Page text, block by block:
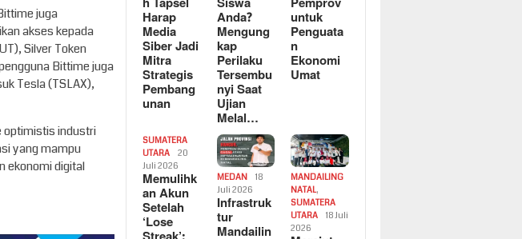
juga
akses kepada
Silver Token
Bittime juga
Tesla (TSLAX),
optimistis industri
yang mampu
ekonomi digital
Harap
Media
Siber Jadi
Mitra
Strategis
Pembang
unan
Anda?
Mengung
kap
Perilaku
Tersembu
nyi Saat
Ujian
Melal…
untuk
Penguata
n
Ekonomi
Umat
SUMATERA
UTARA
20
Juli 2026
Memulihk
an Akun
Setelah
‘Lose
MEDAN
18
Juli 2026
Infrastruk
tur
Mandailin
MANDAILING
NATAL,
SUMATERA
UTARA
18 Juli
2026